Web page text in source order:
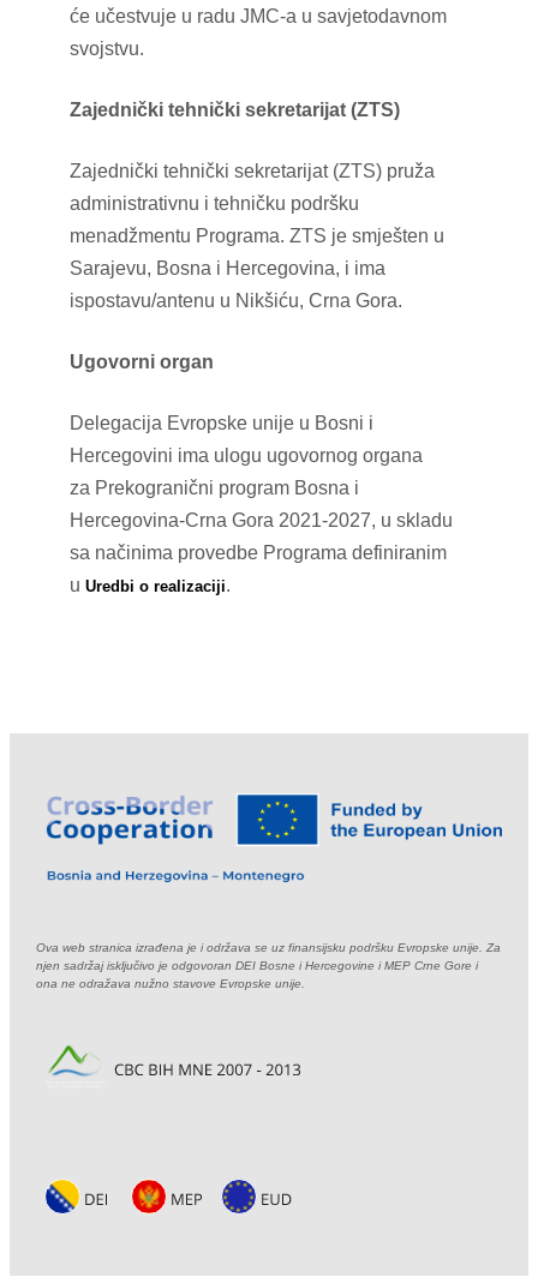
će učestvuje u radu JMC-a u savjetodavnom
svojstvu.
Zajednički tehnički sekretarijat (ZTS)
Zajednički tehnički sekretarijat (ZTS) pruža
administrativnu i tehničku podršku
menadžmentu Programa. ZTS je smješten u
Sarajevu, Bosna i Hercegovina, i ima
ispostavu/antenu u Nikšiću, Crna Gora.
Ugovorni organ
Delegacija Evropske unije u Bosni i
Hercegovini ima ulogu ugovornog organa
za Prekogranični program Bosna i
Hercegovina-Crna Gora 2021-2027, u skladu
sa načinima provedbe Programa definiranim
u Uredbi o realizaciji.
Ova web stranica izrađena je i održava se uz finansijsku podršku Evropske unije. Za
njen sadržaj isključivo je odgovoran DEI Bosne i Hercegovine i MEP Crne Gore i
ona ne odražava nužno stavove Evropske unije.